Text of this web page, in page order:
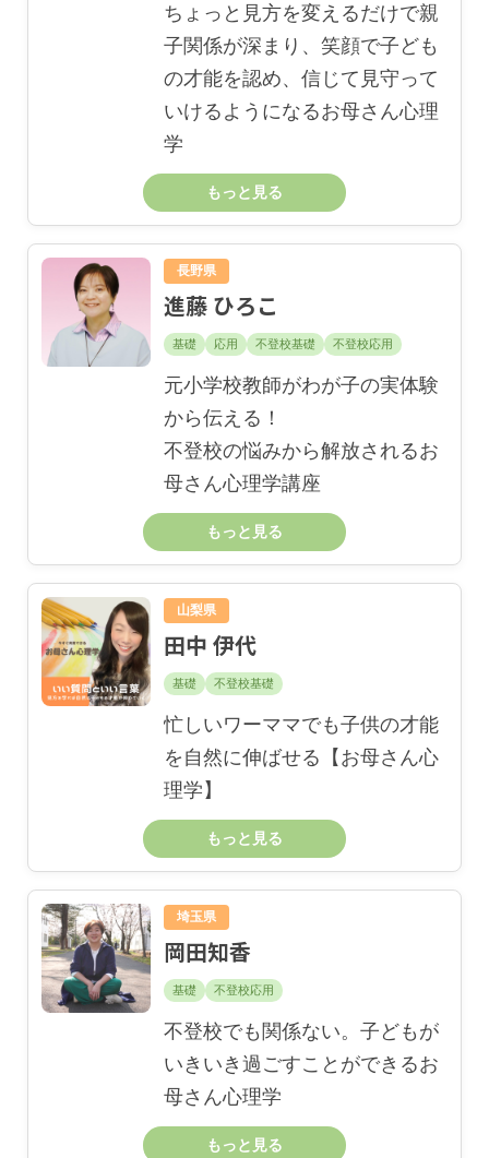
ちょっと見方を変えるだけで親
子関係が深まり、笑顔で子ども
の才能を認め、信じて見守って
いけるようになるお母さん心理
学
もっと見る
長野県
進藤 ひろこ
基礎 応用 不登校基礎 不登校応用
元小学校教師がわが子の実体験
から伝える！
不登校の悩みから解放されるお
母さん心理学講座
もっと見る
山梨県
田中 伊代
基礎 不登校基礎
忙しいワーママでも子供の才能
を自然に伸ばせる【お母さん心
理学】
もっと見る
埼玉県
岡田知香
基礎 不登校応用
不登校でも関係ない。子どもが
いきいき過ごすことができるお
母さん心理学
もっと見る